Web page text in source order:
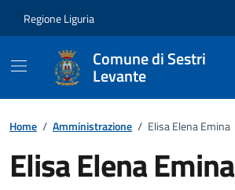
Regione Liguria
Comune di Sestri
Levante
Home / Amministrazione / Elisa Elena Emina
Elisa Elena Emina